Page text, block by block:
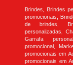
Brindes, Brindes
promocionais,
de brindes,
personalizadas,
Garrafa
promocional,
promocionais em
promocionais em